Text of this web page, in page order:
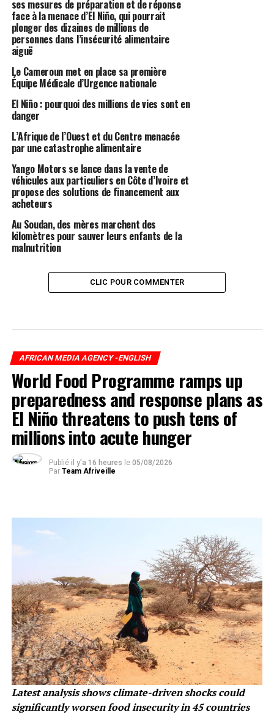
ses mesures de préparation et de réponse
face à la menace d’El Niño, qui pourrait
plonger des dizaines de millions de
personnes dans l’insécurité alimentaire
aiguë
Le Cameroun met en place sa première
Équipe Médicale d’Urgence nationale
El Niño : pourquoi des millions de vies sont en
danger
L’Afrique de l’Ouest et du Centre menacée
par une catastrophe alimentaire
Yango Motors se lance dans la vente de
véhicules aux particuliers en Côte d’Ivoire et
propose des solutions de financement aux
acheteurs
Au Soudan, des mères marchent des
kilomètres pour sauver leurs enfants de la
malnutrition
CLIC POUR COMMENTER
AFRICAN MEDIA AGENCY -ENGLISH
World Food Programme ramps up
preparedness and response plans as
El Niño threatens to push tens of
millions into acute hunger
Publié il y'a 16 heures le 05/08/2026
Par Team Afriveille
Latest analysis shows climate-driven shocks could
significantly worsen food insecurity in 45 countries